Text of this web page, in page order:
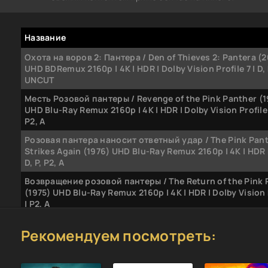
Название
Охота на воров 2: Пантера / Den of Thieves 2: Pantera
UHD BDRemux 2160p | 4K | HDR | Dolby Vision Profile 7 | D,
UNCUT
Месть Розовой пантеры / Revenge of the Pink Panther
UHD Blu-Ray Remux 2160p | 4K | HDR | Dolby Vision Profile
P2, A
Розовая пантера наносит ответный удар / The Pink
Strikes Again (1976) UHD Blu-Ray Remux 2160p | 4K | HDR
D, P, P2, A
Возвращение розовой пантеры / The Return of the Pink
(1975) UHD Blu-Ray Remux 2160p | 4K | HDR | Dolby
| P2, A
UHD Blu-Ray Remux 2160p | 4K | HDR | Dolby Vision Profile 7
P2, A
Розовая пантера / The Pink Panther (1963) BDRemux
Рекомендуем посмотреть: